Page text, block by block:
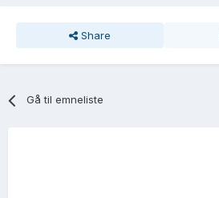
Share
Gå til emneliste